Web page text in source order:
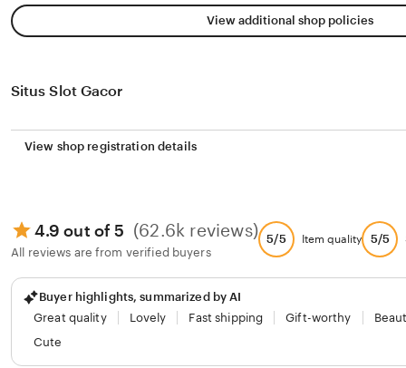
View additional shop policies
Situs Slot Gacor
View shop registration details
4.9 out of 5 (62.6k reviews)
All reviews are from verified buyers
5/5 Item quality 5/5
Buyer highlights, summarized by AI
Great quality
Lovely Fast shipping Gift-worthy
Cute